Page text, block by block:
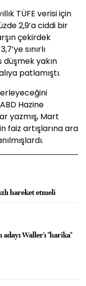
TÜFE verisi için
2,9’a ciddi bir
çekirdek
sınırlı
yakın
patlamıştı.
Hazine
yazmış, Mart
faiz artışlarına ara
hareket etmeli
Waller'ı "harika"